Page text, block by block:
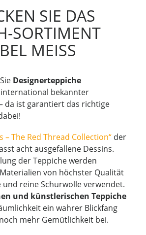
SIE DAS
SORTIMENT
MEISS
Designerteppiche
bekannter
da ist garantiert das richtige
– The Red Thread Collection“ der
acht ausgefallene Dessins.
der Teppiche werden
von höchster Qualität
und reine Schurwolle verwendet.
und künstlerischen Teppiche
ein wahrer Blickfang
mehr Gemütlichkeit bei.